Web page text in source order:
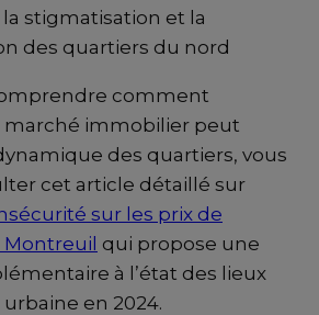
la stigmatisation et la
des quartiers du nord
comment
marché immobilier peut
des quartiers, vous
cet article détaillé sur
sur les prix de
Montreuil qui propose une
à l’état des lieux
en 2024.